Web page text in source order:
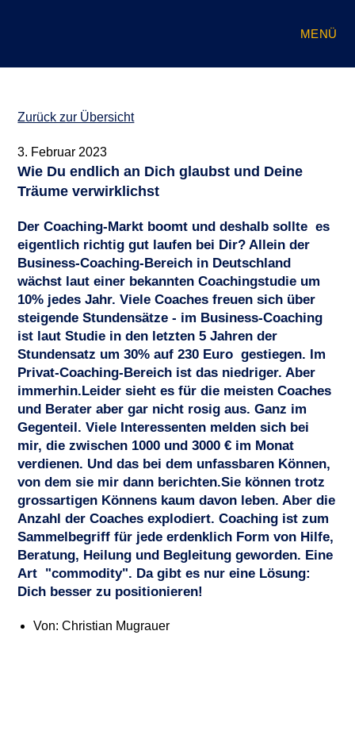
MENÜ
Zurück zur Übersicht
3. Februar 2023
Wie Du endlich an Dich glaubst und Deine
Träume verwirklichst
Der Coaching-Markt boomt und deshalb sollte es
eigentlich richtig gut laufen bei Dir? Allein der
Business-Coaching-Bereich in Deutschland
wächst laut einer bekannten Coachingstudie um
10% jedes Jahr. Viele Coaches freuen sich über
steigende Stundensätze - im Business-Coaching
ist laut Studie in den letzten 5 Jahren der
Stundensatz um 30% auf 230 Euro gestiegen. Im
Privat-Coaching-Bereich ist das niedriger. Aber
immerhin.Leider sieht es für die meisten Coaches
und Berater aber gar nicht rosig aus. Ganz im
Gegenteil. Viele Interessenten melden sich bei
mir, die zwischen 1000 und 3000 € im Monat
verdienen. Und das bei dem unfassbaren Können,
von dem sie mir dann berichten.Sie können trotz
grossartigen Könnens kaum davon leben. Aber die
Anzahl der Coaches explodiert. Coaching ist zum
Sammelbegriff für jede erdenklich Form von Hilfe,
Beratung, Heilung und Begleitung geworden. Eine
Art "commodity". Da gibt es nur eine Lösung:
Dich besser zu positionieren!
Von: Christian Mugrauer